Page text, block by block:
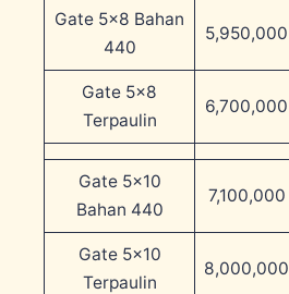
Gate 5×8 Bahan
440
5,950,000
Gate 5×8
Terpaulin
6,700,000
Gate 5×10
Bahan 440
7,100,000
Gate 5×10
Terpaulin
8,000,000